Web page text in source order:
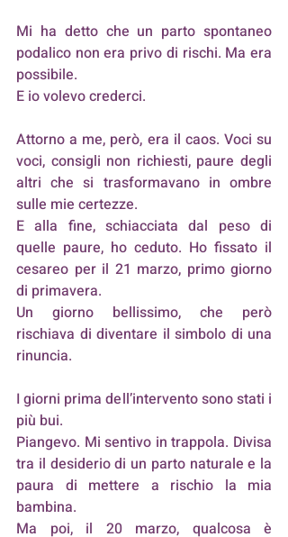
Mi ha detto che un parto spontaneo
podalico non era privo di rischi. Ma era
possibile.
E io volevo crederci.
Attorno a me, però, era il caos. Voci su
voci, consigli non richiesti, paure degli
altri che si trasformavano in ombre
sulle mie certezze.
E alla fine, schiacciata dal peso di
quelle paure, ho ceduto. Ho fissato il
cesareo per il 21 marzo, primo giorno
di primavera.
Un giorno bellissimo, che però
rischiava di diventare il simbolo di una
rinuncia.
I giorni prima dell’intervento sono stati i
più bui.
Piangevo. Mi sentivo in trappola. Divisa
tra il desiderio di un parto naturale e la
paura di mettere a rischio la mia
bambina.
Ma poi, il 20 marzo, qualcosa è